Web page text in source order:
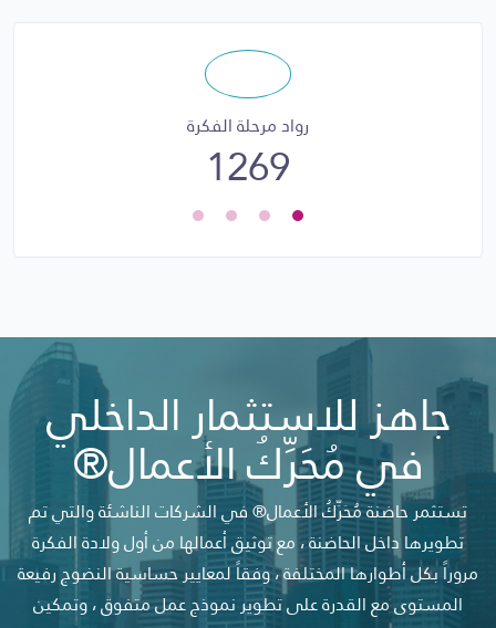
رواد مرحلة الفكرة
1269
جاهز للاستثمار الداخلي
في مُحَرِّكُ الأعمال®
تستثمر حاضنة مُحَرِّكُ الأعمال® في الشركات الناشئة والتي تم
تطويرها داخل الحاضنة ، مع توثيق أعمالها من أول ولادة الفكرة
مروراً بكل أطوارها المختلفة ، وفقاً لمعايير حساسية النضوج رفيعة
المستوى مع القدرة على تطوير نموذج عمل متفوق ، وتمكين